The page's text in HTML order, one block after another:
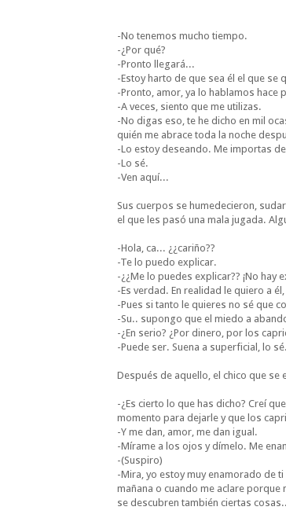
-No tenemos mucho tiempo.
-¿Por qué?
-Pronto llegará...
-Estoy harto de que sea él el que se
-Pronto, amor, ya lo hablamos
-A veces, siento que me utilizas.
-No digas eso, te he dicho en mil
quién me abrace toda la noche
-Lo estoy deseando. Me importas
-Lo sé.
-Ven aquí...
Sus cuerpos se humedecieron,
el que les pasó una mala jugada.
-Hola, ca... ¿¿cariño??
-Te lo puedo explicar.
-¿¿Me lo puedes explicar?? ¡No hay
-Es verdad. En realidad le quiero a
-Pues si tanto le quieres no sé que
-Su.. supongo que el miedo a
-¿En serio? ¿Por dinero, por los
-Puede ser. Suena a superficial, lo
Después de aquello, el chico que
-¿Es cierto lo que has dicho? Creí
momento para dejarle y que los
-Y me dan, amor, me dan igual.
-Mírame a los ojos y dímelo. Me
-(Suspiro)
-Mira, yo estoy muy enamorado de
mañana o cuando me aclare porque
se descubren también ciertas